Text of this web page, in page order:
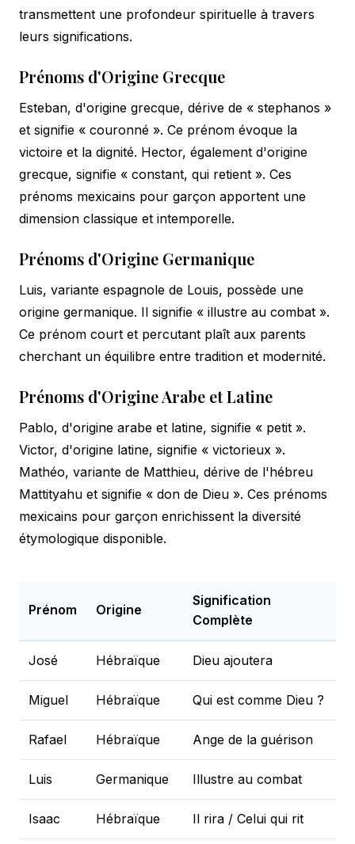
transmettent une profondeur spirituelle à travers
leurs significations.
Prénoms d'Origine Grecque
Esteban, d'origine grecque, dérive de « stephanos »
et signifie « couronné ». Ce prénom évoque la
victoire et la dignité. Hector, également d'origine
grecque, signifie « constant, qui retient ». Ces
prénoms mexicains pour garçon apportent une
dimension classique et intemporelle.
Prénoms d'Origine Germanique
Luis, variante espagnole de Louis, possède une
origine germanique. Il signifie « illustre au combat ».
Ce prénom court et percutant plaît aux parents
cherchant un équilibre entre tradition et modernité.
Prénoms d'Origine Arabe et Latine
Pablo, d'origine arabe et latine, signifie « petit ».
Victor, d'origine latine, signifie « victorieux ».
Mathéo, variante de Matthieu, dérive de l'hébreu
Mattityahu et signifie « don de Dieu ». Ces prénoms
mexicains pour garçon enrichissent la diversité
étymologique disponible.
Prénom Origine
Signification
Complète
José Hébraïque Dieu ajoutera
Miguel Hébraïque Qui est comme Dieu ?
Rafael Hébraïque Ange de la guérison
Luis Germanique Illustre au combat
Isaac Hébraïque Il rira / Celui qui rit